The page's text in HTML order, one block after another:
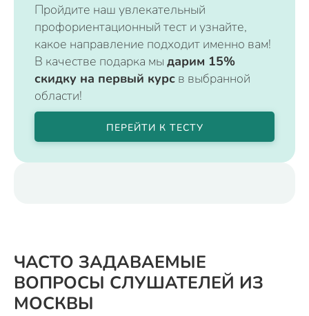
Пройдите наш увлекательный
профориентационный тест и узнайте,
какое направление подходит именно вам!
В качестве подарка мы дарим 15%
скидку на первый курс в выбранной
области!
ПЕРЕЙТИ К ТЕСТУ
ЧАСТО ЗАДАВАЕМЫЕ
ВОПРОСЫ СЛУШАТЕЛЕЙ ИЗ
МОСКВЫ